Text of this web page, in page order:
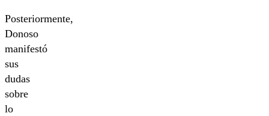
Posteriormente,
Donoso
manifestó
sus
dudas
sobre
lo